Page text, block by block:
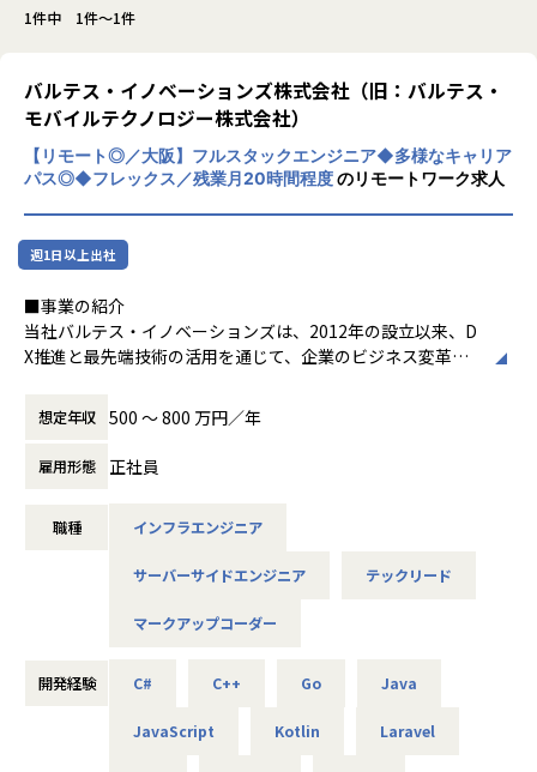
1件中 1件～1件
バルテス・イノベーションズ株式会社（旧：バルテス・
モバイルテクノロジー株式会社）
【リモート◎／大阪】フルスタックエンジニア◆多様なキャリア
パス◎◆フレックス／残業月20時間程度のリモートワーク求人
週1日以上出社
■事業の紹介
当社バルテス・イノベーションズは、2012年の設立以来、D
X推進と最先端技術の活用を通じて、企業のビジネス変革を
Web・モバイルアプリ開発、VR/AR/3D技術、クラウドソリ
ューション、サイバーセキュリティなど、多岐にわたるサー
ビスを提供し、製造業や官公庁など多様な業界で実績を積み
重ねています。
アテストのノウハウを活かした高品質な開発体制にありま
要件定義から保守・運用までをワンストップで対応し、プロ
小限に抑えています。
開発体制の模索など、効率的かつ柔軟な開発手法にも挑戦し
バルテス・イノベーションズは、技術力と品質へのこだわり
想定年収 500 〜 800 万円／年
雇用形態 正社員
職種 インフラエンジニア
サーバーサイドエンジニア テックリード
マークアップコーダー
開発経験 C# C++ Go Java
JavaScript Kotlin Laravel